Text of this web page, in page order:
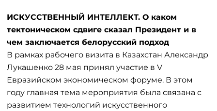
ИСКУССТВЕННЫЙ ИНТЕЛЛЕКТ. О каком
тектоническом сдвиге сказал Президент и в
чем заключается белорусский подход
В рамках рабочего визита в Казахстан Александр
Лукашенко 28 мая принял участие в V
Евразийском экономическом форуме. В этом
году главная тема мероприятия была связана с
развитием технологий искусственного